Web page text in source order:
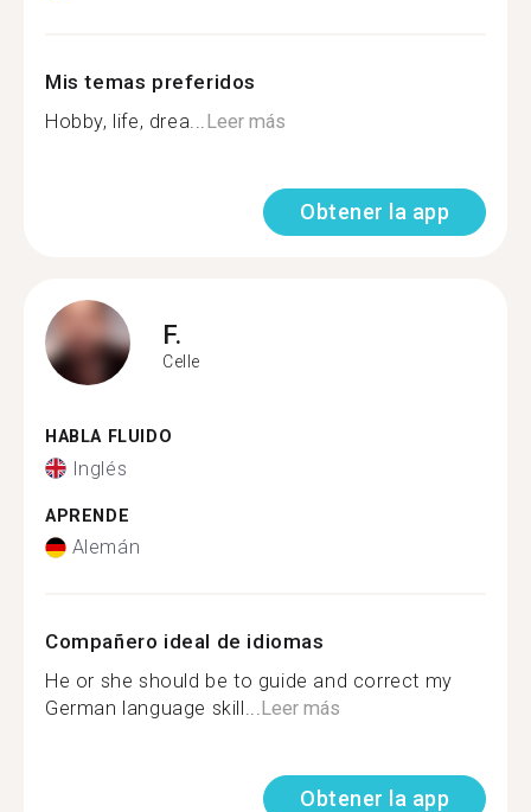
Mis temas preferidos
Hobby, life, drea...Leer más
Obtener la app
F.
Celle
HABLA FLUIDO
Inglés
APRENDE
Alemán
Compañero ideal de idiomas
He or she should be to guide and correct my
German language skill...Leer más
Obtener la app